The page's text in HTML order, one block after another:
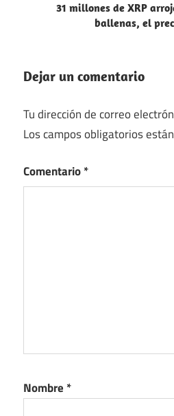
31 millones de XRP
ballenas, el
Dejar un comentario
Tu dirección de correo
Los campos obligatorios
Comentario*
Nombre *